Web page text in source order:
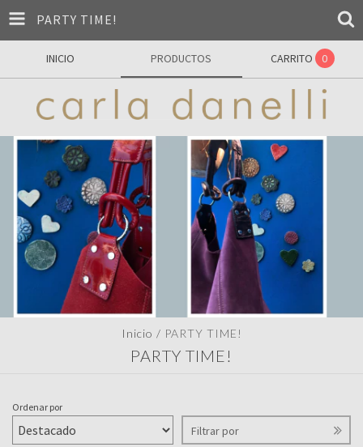
PARTY TIME!
INICIO PRODUCTOS CARRITO 0
Inicio / PARTY TIME!
PARTY TIME!
Ordenar por
Filtrar por